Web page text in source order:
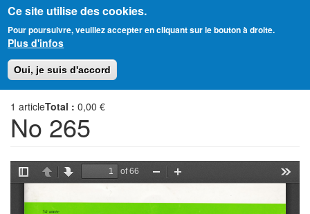
Ce site utilise des cookies.
Pour poursuivre, veuillez accepter en cliquant sur le bouton à droite.
Plus d'infos
Oui, je suis d'accord
au
contenu
principal
Amitié Judéo-Chrétienne de France
1 articleTotal : 0,00 €
No 265